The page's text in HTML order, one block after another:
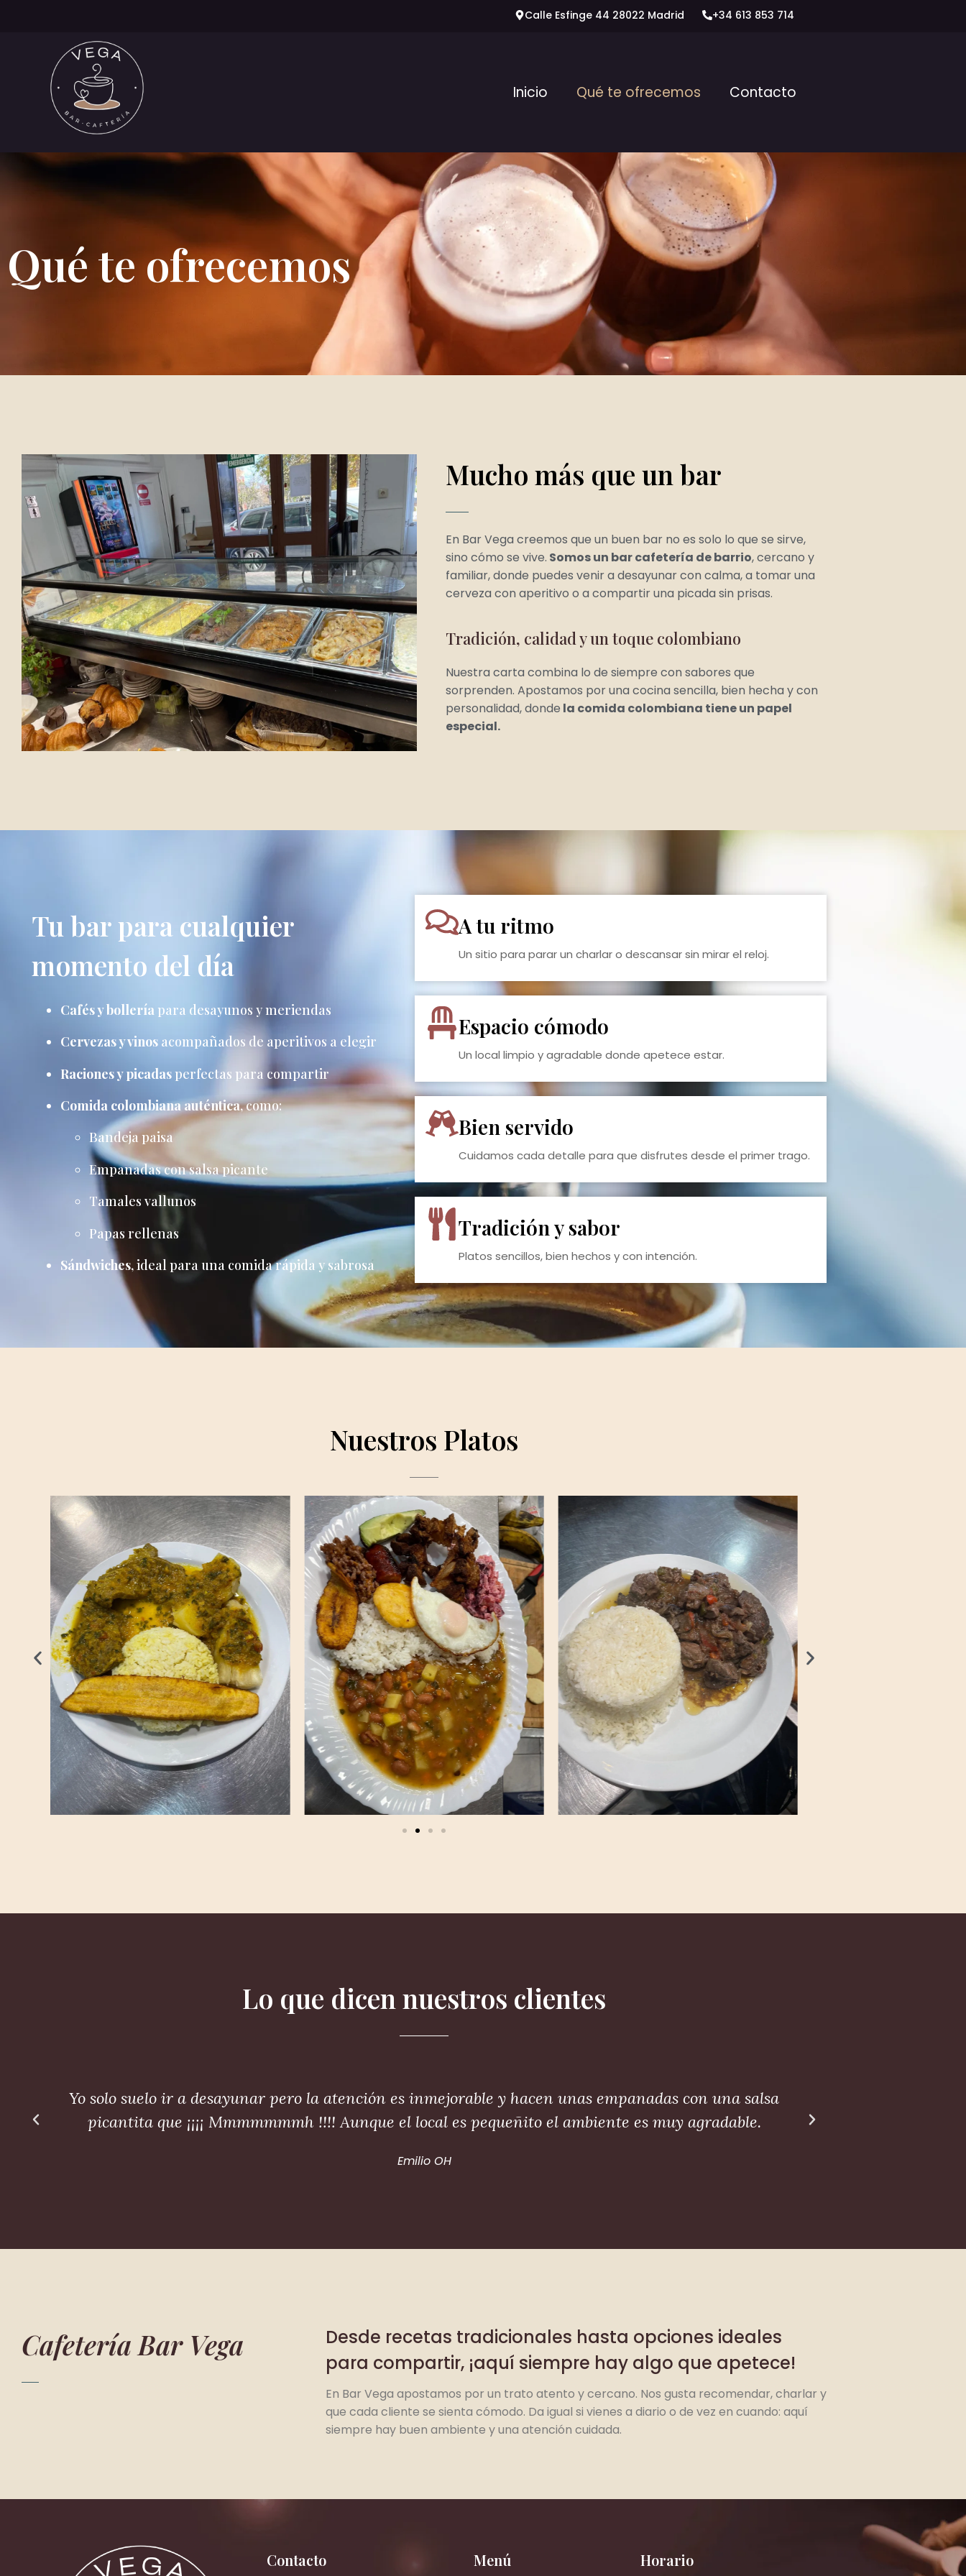
Calle Esfinge 44 28022 Madrid +34 613 853 714
Inicio Qué te ofrecemos Contacto
Qué te ofrecemos
Mucho más que un bar
En Bar Vega creemos que un buen bar no es solo lo que se sirve,
sino cómo se vive. Somos un bar cafetería de barrio, cercano y
familiar, donde puedes venir a desayunar con calma, a tomar una
cerveza con aperitivo o a compartir una picada sin prisas.
Tradición, calidad y un toque colombiano
Nuestra carta combina lo de siempre con sabores que
sorprenden. Apostamos por una cocina sencilla, bien hecha y con
personalidad, donde la comida colombiana tiene un papel
especial.
Tu bar para cualquier
momento del día
Cafés y bollería para desayunos y meriendas
Cervezas y vinos acompañados de aperitivos a elegir
Raciones y picadasperfectas para compartir
Comida colombiana auténtica, como:
Bandeja paisa
Empanadas con salsa picante
Tamales vallunos
Papas rellenas
Sándwiches, ideal para una comida rápida y sabrosa
A tu ritmo
Un sitio para parar un charlar o descansar sin mirar el reloj.
Espacio cómodo
Un local limpio y agradable donde apetece estar.
Bien servido
Cuidamos cada detalle para que disfrutes desde el primer trago.
Tradición y sabor
Platos sencillos, bien hechos y con intención.
Nuestros Platos
Lo que dicen nuestros clientes
Yo solo suelo ir a desayunar pero la atención es inmejorable y hacen unas empanadas con una salsa
picantita que ¡¡¡¡ Mmmmmmmh !!!! Aunque el local es pequeñito el ambiente es muy agradable.
Emilio OH
Cafetería Bar Vega
Desde recetas tradicionales hasta opciones ideales
para compartir, ¡aquí siempre hay algo que apetece!
En Bar Vega apostamos por un trato atento y cercano. Nos gusta recomendar, charlar y
que cada cliente se sienta cómodo. Da igual si vienes a diario o de vez en cuando: aquí
siempre hay buen ambiente y una atención cuidada.
Contacto Menú Horario